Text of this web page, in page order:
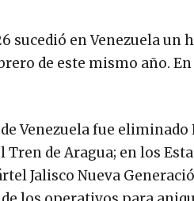
sucedió en Venezuela
de este mismo año.
Venezuela fue
de Aragua; en los
Jalisco Nueva